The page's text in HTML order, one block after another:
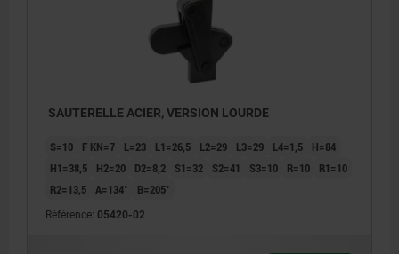
SAUTERELLE ACIER, VERSION LOURDE
S=10 F KN=7 L=23 L1=26,5 L2=29 L3=29 L4=1,5
H=84
H1=38,5
H2=20 D2=8,2 S1=32 S2=41 S3=10 R=10
R1=10
R2=13,5 Α=134° Β=205°
Référence: 05420-02